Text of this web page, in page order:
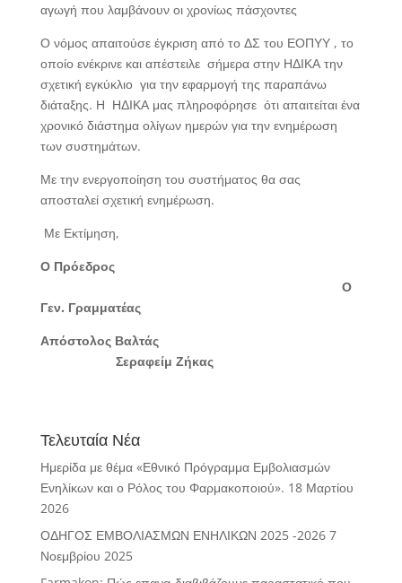
αγωγή που λαμβάνουν οι χρονίως πάσχοντες
Ο νόμος απαιτούσε έγκριση από το ΔΣ του ΕΟΠΥΥ , το
οποίο ενέκρινε και απέστειλε σήμερα στην ΗΔΙΚΑ την
σχετική εγκύκλιο για την εφαρμογή της παραπάνω
διάταξης. Η ΗΔΙΚΑ μας πληροφόρησε ότι απαιτείται ένα
χρονικό διάστημα ολίγων ημερών για την ενημέρωση
των συστημάτων.
Με την ενεργοποίηση του συστήματος θα σας
αποσταλεί σχετική ενημέρωση.
Με Εκτίμηση,
Ο Πρόεδρος
Ο
Γεν. Γραμματέας
Απόστολος Βαλτάς
Σεραφείμ Ζήκας
Τελευταία Νέα
Ημερίδα με θέμα «Εθνικό Πρόγραμμα Εμβολιασμών
Ενηλίκων και ο Ρόλος του Φαρμακοποιού». 18 Μαρτίου
2026
ΟΔΗΓΟΣ ΕΜΒΟΛΙΑΣΜΩΝ ΕΝΗΛΙΚΩΝ 2025 -2026 7
Νοεμβρίου 2025